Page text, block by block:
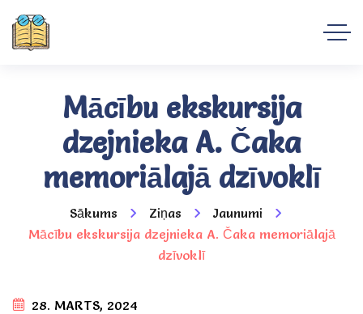
Mācību ekskursija
dzejnieka A. Čaka
memoriālajā dzīvoklī
Sākums Ziņas
Jaunumi
Mācību ekskursija dzejnieka A. Čaka memoriālajā
dzīvoklī
28. MARTS, 2024